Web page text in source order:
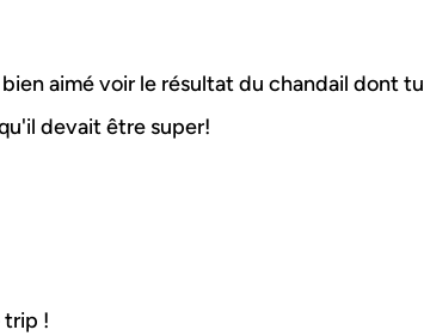
aimé voir le résultat du chandail dont tu
devait être super!
trip !